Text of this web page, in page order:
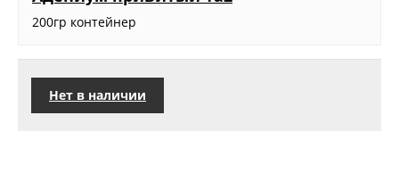
200гр контейнер
Нет в наличии